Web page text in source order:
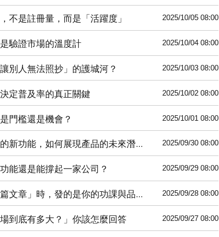
不是註冊量，而是「活躍度」 2025/10/05 08:00
驗證市場的溫度計 2025/10/04 08:00
別人無法照抄」的護城河？ 2025/10/03 08:00
定普及率的真正關鍵 2025/10/02 08:00
門檻還是機會？ 2025/10/01 08:00
功能，如何展現產品的未來潛力？ 2025/09/30 08:00
能還是能撐起一家公司？ 2025/09/29 08:00
章」時，發的是你的功課與品味 2025/09/28 08:00
到底有多大？」你該怎麼回答 2025/09/27 08:00